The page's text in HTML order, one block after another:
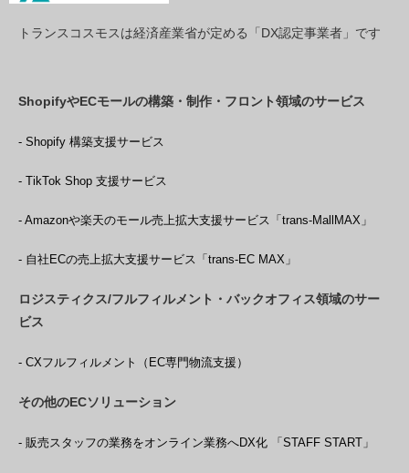
トランスコスモスは経済産業省が定める「DX認定事業者」です
ShopifyやECモールの構築・制作・フロント領域のサービス
- Shopify 構築支援サービス
- TikTok Shop 支援サービス
- Amazonや楽天のモール売上拡大支援サービス「trans-MallMAX」
- 自社ECの売上拡大支援サービス「trans-EC MAX」
ロジスティクス/フルフィルメント・バックオフィス領域のサー
ビス
- CXフルフィルメント（EC専門物流支援）
その他のECソリューション
- 販売スタッフの業務をオンライン業務へDX化 「STAFF START」